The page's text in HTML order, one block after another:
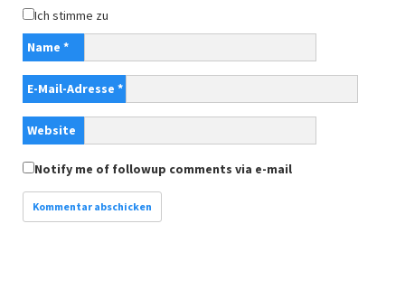
Ich stimme zu
Name *
E-Mail-Adresse *
Website
Notify me of followup comments via e-mail